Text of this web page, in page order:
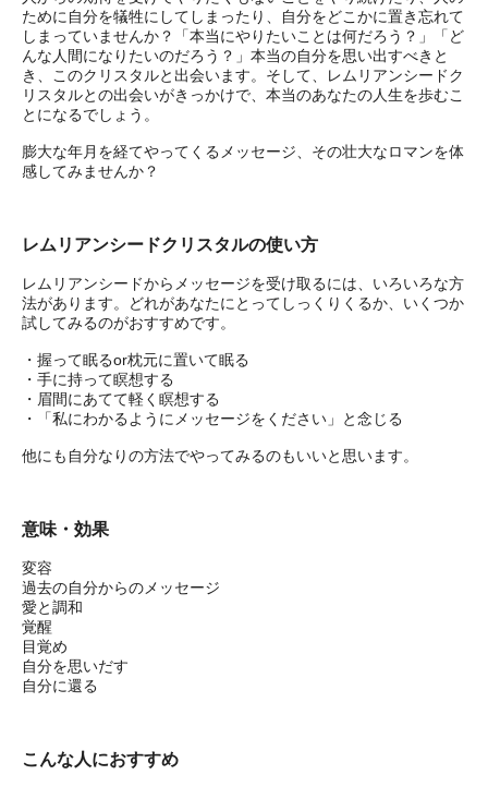
ために自分を犠牲にしてしまったり、自分をどこかに置き忘れて
しまっていませんか？「本当にやりたいことは何だろう？」「ど
んな人間になりたいのだろう？」本当の自分を思い出すべきと
き、このクリスタルと出会います。そして、レムリアンシードク
リスタルとの出会いがきっかけで、本当のあなたの人生を歩むこ
とになるでしょう。
膨大な年月を経てやってくるメッセージ、その壮大なロマンを体
感してみませんか？
レムリアンシードクリスタルの使い方
レムリアンシードからメッセージを受け取るには、いろいろな方
法があります。どれがあなたにとってしっくりくるか、いくつか
試してみるのがおすすめです。
・握って眠るor枕元に置いて眠る
・手に持って瞑想する
・眉間にあてて軽く瞑想する
・「私にわかるようにメッセージをください」と念じる
他にも自分なりの方法でやってみるのもいいと思います。
意味・効果
変容
過去の自分からのメッセージ
愛と調和
覚醒
目覚め
自分を思いだす
自分に還る
こんな人におすすめ